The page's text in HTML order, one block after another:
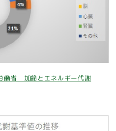
働省 加齢とエネルギー代謝